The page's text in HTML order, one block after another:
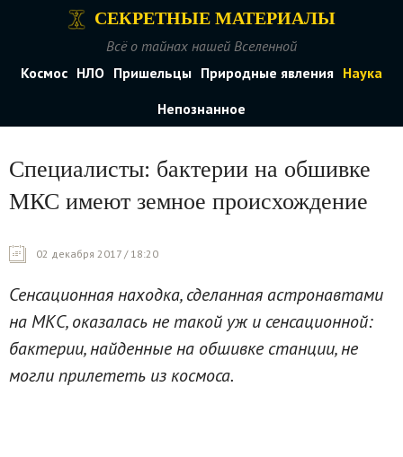
СЕКРЕТНЫЕ МАТЕРИАЛЫ
Всё о тайнах нашей Вселенной
Космос НЛО Пришельцы Природные явления Наука
Непознанное
Специалисты: бактерии на обшивке
МКС имеют земное происхождение
02 декабря 2017 / 18:20
Сенсационная находка, сделанная астронавтами
на МКС, оказалась не такой уж и сенсационной:
бактерии, найденные на обшивке станции, не
могли прилететь из космоса.